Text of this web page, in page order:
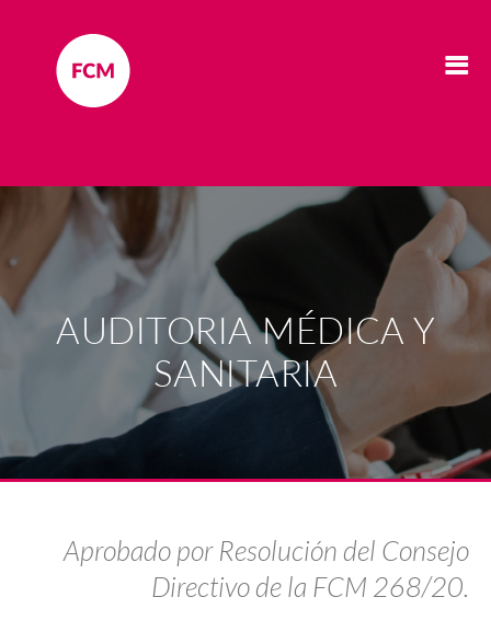
AUDITORIA MÉDICA Y
SANITARIA
Aprobado por Resolución del Consejo
Directivo de la FCM 268/20.